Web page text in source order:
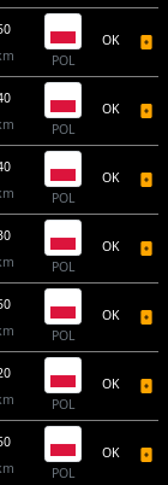
POL
OK
POL
OK
POL
OK
POL
OK
POL
OK
POL
OK
POL
OK